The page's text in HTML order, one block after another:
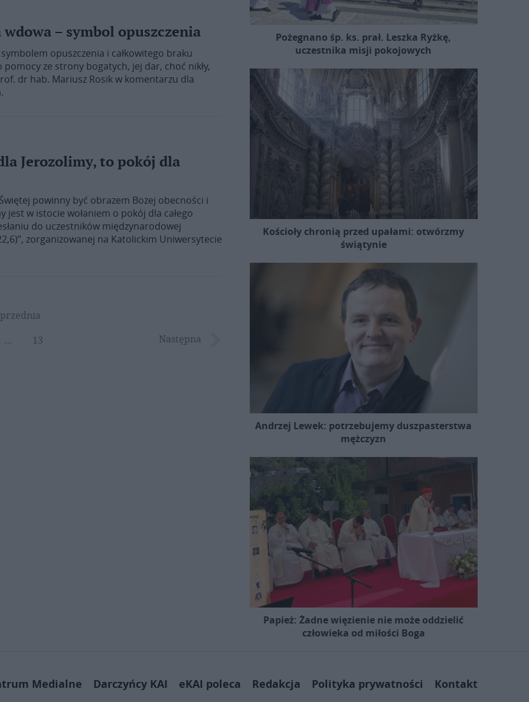
– symbol opuszczenia
opuszczenia i całkowitego braku
ze strony bogatych, jej dar, choć nikły,
dr hab. Mariusz Rosik w komentarzu dla
Jerozolimy, to pokój dla
powinny być obrazem Bożej obecności i
jest w istocie wołaniem o pokój dla całego
do uczestników międzynarodowej
zorganizowanej na Katolickim Uniwersytecie
… 13 Następna
Pożegnano śp. ks. prał. Leszka Ryżkę,
uczestnika misji pokojowych
Kościoły chronią przed upałami: otwórzmy
świątynie
Andrzej Lewek: potrzebujemy duszpasterstwa
mężczyzn
Papież: Żadne więzienie nie może oddzielić
człowieka od miłości Boga
Medialne Darczyńcy KAI eKAI poleca Redakcja Polityka prywatności Kontakt